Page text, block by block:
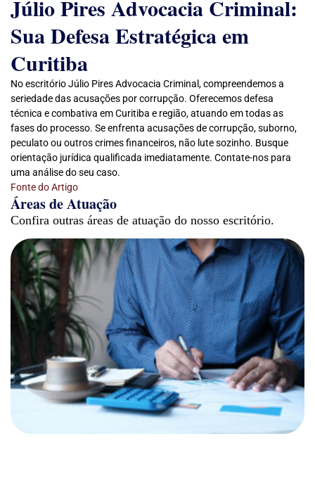
Júlio Pires Advocacia Criminal:
Sua Defesa Estratégica em
Curitiba
No escritório Júlio Pires Advocacia Criminal, compreendemos a
seriedade das acusações por corrupção. Oferecemos defesa
técnica e combativa em Curitiba e região, atuando em todas as
fases do processo. Se enfrenta acusações de corrupção, suborno,
peculato ou outros crimes financeiros, não lute sozinho. Busque
orientação jurídica qualificada imediatamente. Contate-nos para
uma análise do seu caso.
Fonte do Artigo
Áreas de Atuação
Confira outras áreas de atuação do nosso escritório.